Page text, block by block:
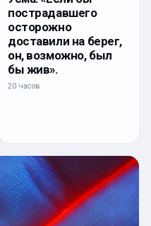
пострадавшего
осторожно
доставили на берег,
он, возможно, был
бы жив».
20 часов